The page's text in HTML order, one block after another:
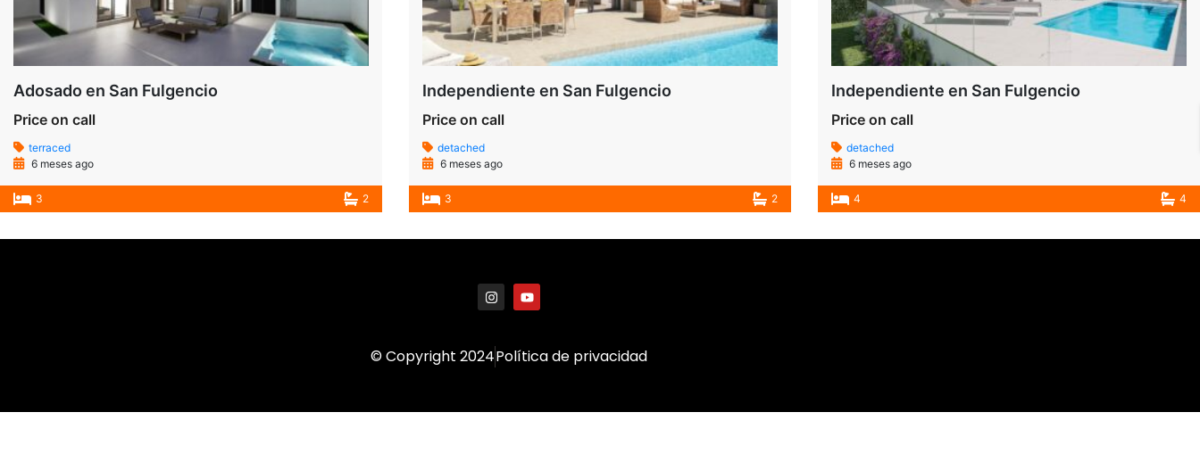
Adosado en San Fulgencio
Price on call
terraced
6 meses ago
3 2
Independiente en San Fulgencio
Price on call
detached
6 meses ago
3 2
Independiente en San Fulgencio
Price on call
detached
6 meses ago
4 4
© Copyright 2024Política de privacidad